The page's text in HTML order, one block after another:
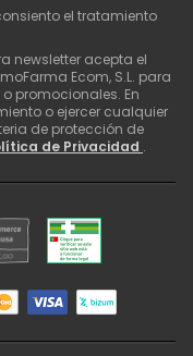
el tratamiento
newsletter acepta el
Ecom, S.L. para
promocionales. En
o ejercer cualquier
de protección de
de Privacidad .